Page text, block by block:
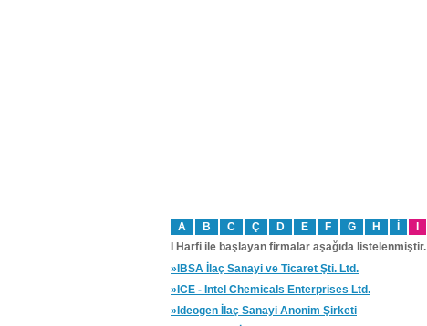
A B C Ç D E F G H
I Harfi ile başlayan firmalar aşağıda listelenmiştir.
»IBSA İlaç Sanayi ve Ticaret Şti. Ltd.
»ICE - Intel Chemicals Enterprises Ltd.
»Ideogen İlaç Sanayi Anonim Şirketi